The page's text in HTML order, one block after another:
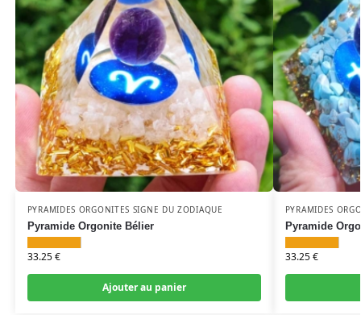
PYRAMIDES ORGONITES SIGNE DU ZODIAQUE
Pyramide Orgonite Bélier
33.25€
Ajouter au panier
PYRAMIDES
Pyramide
33.25€